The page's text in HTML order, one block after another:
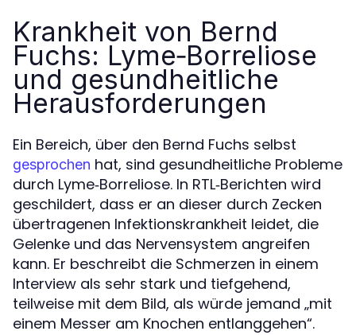
Krankheit von Bernd
Fuchs: Lyme‑Borreliose
und gesundheitliche
Herausforderungen
Ein Bereich, über den Bernd Fuchs selbst
gesprochen hat, sind gesundheitliche Probleme
durch Lyme‑Borreliose. In RTL‑Berichten wird
geschildert, dass er an dieser durch Zecken
übertragenen Infektionskrankheit leidet, die
Gelenke und das Nervensystem angreifen
kann. Er beschreibt die Schmerzen in einem
Interview als sehr stark und tiefgehend,
teilweise mit dem Bild, als würde jemand „mit
einem Messer am Knochen entlanggehen“.